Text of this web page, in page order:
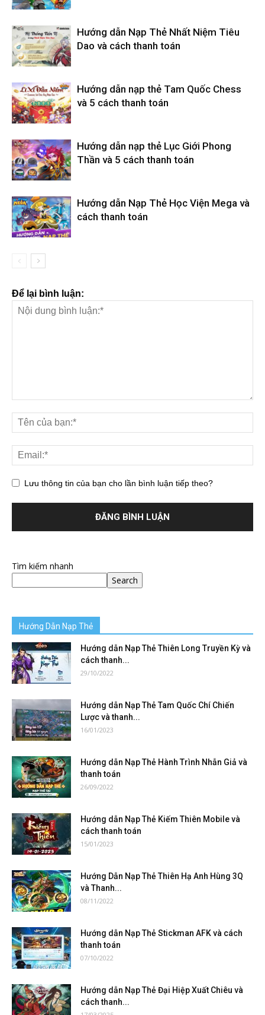
Hướng dẫn Nạp Thẻ Nhất Niệm Tiêu
Dao và cách thanh toán
Hướng dẫn nạp thẻ Tam Quốc Chess
và 5 cách thanh toán
Hướng dẫn nạp thẻ Lục Giới Phong
Thần và 5 cách thanh toán
Hướng dẫn Nạp Thẻ Học Viện Mega và
cách thanh toán
Để lại bình luận:
Lưu thông tin của bạn cho lần bình luận tiếp theo?
Tìm kiếm nhanh
Search
Hướng Dẫn Nạp Thẻ
Hướng dẫn Nạp Thẻ Thiên Long Truyền Kỳ và
cách thanh...
29/10/2022
Hướng dẫn Nạp Thẻ Tam Quốc Chí Chiến
Lược và thanh...
16/01/2023
Hướng dẫn Nạp Thẻ Hành Trình Nhẫn Giả và
thanh toán
26/09/2022
Hướng dẫn Nạp Thẻ Kiếm Thiên Mobile và
cách thanh toán
15/01/2023
Hướng Dẫn Nạp Thẻ Thiên Hạ Anh Hùng 3Q
và Thanh...
08/11/2022
Hướng dẫn Nạp Thẻ Stickman AFK và cách
thanh toán
07/10/2022
Hướng dẫn Nạp Thẻ Đại Hiệp Xuất Chiêu và
cách thanh...